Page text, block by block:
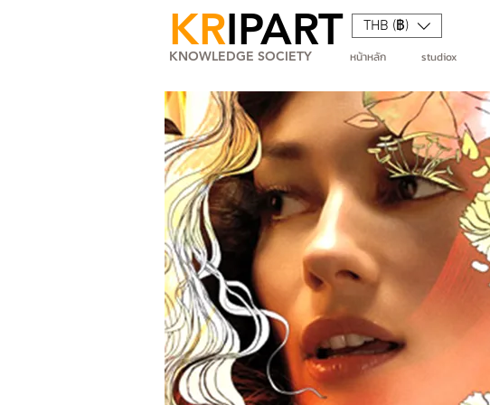
KRIPART
KNOWLEDGE SOCIETY หน้าหลัก studiox
THB (฿)